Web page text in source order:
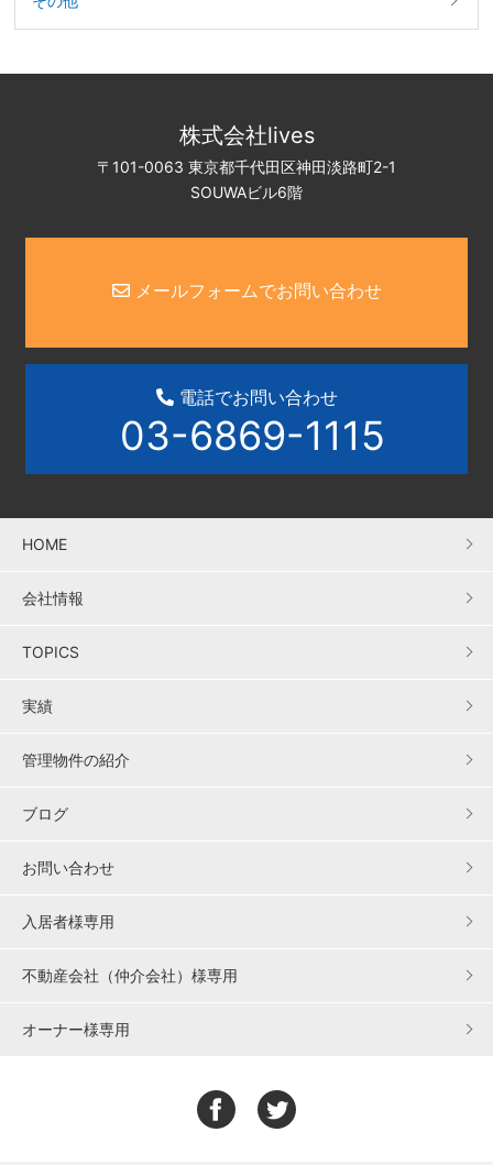
株式会社lives
〒101-0063 東京都千代田区神田淡路町2-1
SOUWAビル6階
メールフォームでお問い合わせ
電話でお問い合わせ
03-6869-1115
HOME
会社情報
TOPICS
実績
管理物件の紹介
ブログ
お問い合わせ
入居者様専用
不動産会社（仲介会社）様専用
オーナー様専用